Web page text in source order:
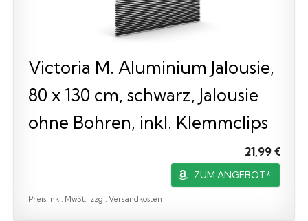
Victoria M. Aluminium Jalousie,
80 x 130 cm, schwarz, Jalousie
ohne Bohren, inkl. Klemmclips
21,99 €
ZUM ANGEBOT*
Preis inkl. MwSt., zzgl. Versandkosten